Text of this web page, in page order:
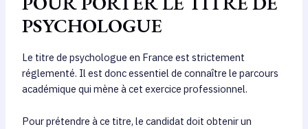
PSYCHOLOGUE
Le titre de psychologue en France est strictement
réglementé. Il est donc essentiel de connaître le parcours
académique qui mène à cet exercice professionnel.
Pour prétendre à ce titre, le candidat doit obtenir un